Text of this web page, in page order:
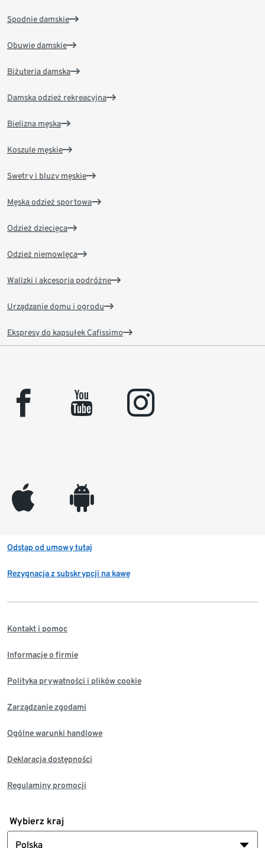
Spodnie damskie
Obuwie damskie
Biżuteria damska
Damska odzież rekreacyjna
Bielizna męska
Koszule męskie
Swetry i bluzy męskie
Męska odzież sportowa
Odzież dziecięca
Odzież niemowlęca
Walizki i akcesoria podróżne
Urządzanie domu i ogrodu
Ekspresy do kapsułek Cafissimo
facebook youtube instagram
appleinc android
Odstąp od umowy tutaj
Rezygnacja z subskrypcji na kawę
Kontakt i pomoc
Informacje o firmie
Polityka prywatności i plików cookie
Zarządzanie zgodami
Ogólne warunki handlowe
Deklaracja dostępności
Regulaminy promocji
Wybierz kraj
Polska